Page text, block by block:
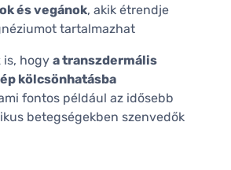
és vegánok, akik étrendje
tartalmazhat
is, hogy a transzdermális
kölcsönhatásba
fontos például az idősebb
betegségekben szenvedők